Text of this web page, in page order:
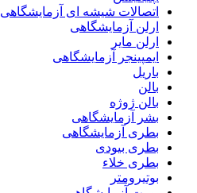
اتصالات شیشه ای آزمایشگاهی
ارلن آزمایشگاهی
ارلن مایر
ایمپینجر آزمایشگاهی
باریل
بالن
بالن ژوژه
بشر آزمایشگاهی
بطری آزمایشگاهی
بطری بیودی
بطری خلاء
بوتیرومتر